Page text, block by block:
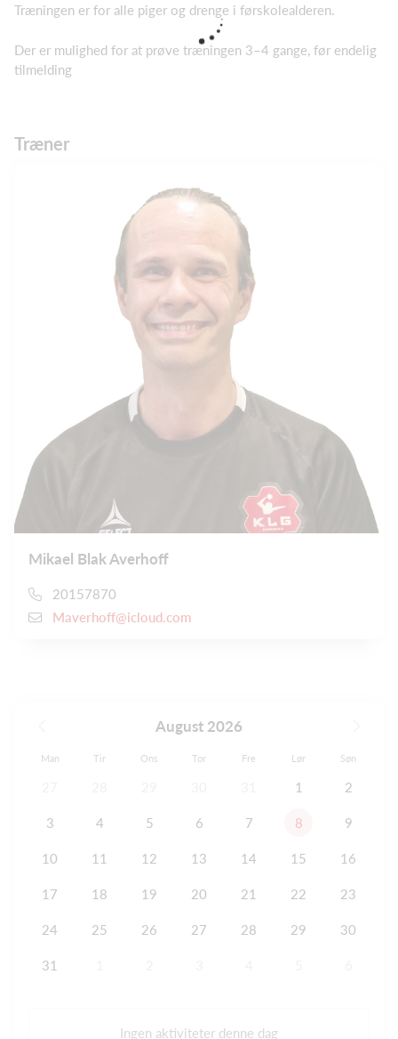
Træningen er for alle piger og drenge i førskolealderen.
Der er mulighed for at prøve træningen 3–4 gange, før endelig
tilmelding
Træner
Mikael Blak Averhoff
20157870
Maverhoff@icloud.com
August 2026
Man Tir Ons Tor Fre Lør Søn
1 2
3 4 5 6 7 8 9
10 11 12 13 14 15 16
17 18 19 20 21 22 23
24 25 26 27 28 29 30
31
Ingen aktiviteter denne dag